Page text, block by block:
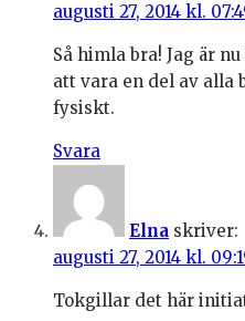
augusti 27, 2014 kl.
Så himla bra! Jag är
att vara en del av alla
fysiskt.
Svara
Elna skriver:
augusti 27, 2014 kl.
Tokgillar det här